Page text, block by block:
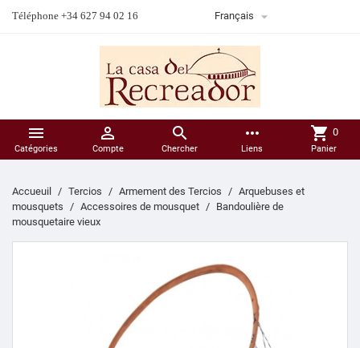
Téléphone +34 627 94 02 16 Français 

Catégories

Compte

Chercher
more_horiz
Liens
shopping_cart 0
Panier
Accueuil Tercios Armement des Tercios
Arquebuses et
mousquets
Accessoires de mousquet
Bandoulière de
mousquetaire vieux